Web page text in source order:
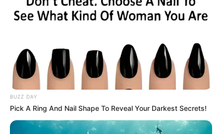
BUZZ DAY
Pick A Ring And Nail Shape To Reveal Your Darkest Secrets!